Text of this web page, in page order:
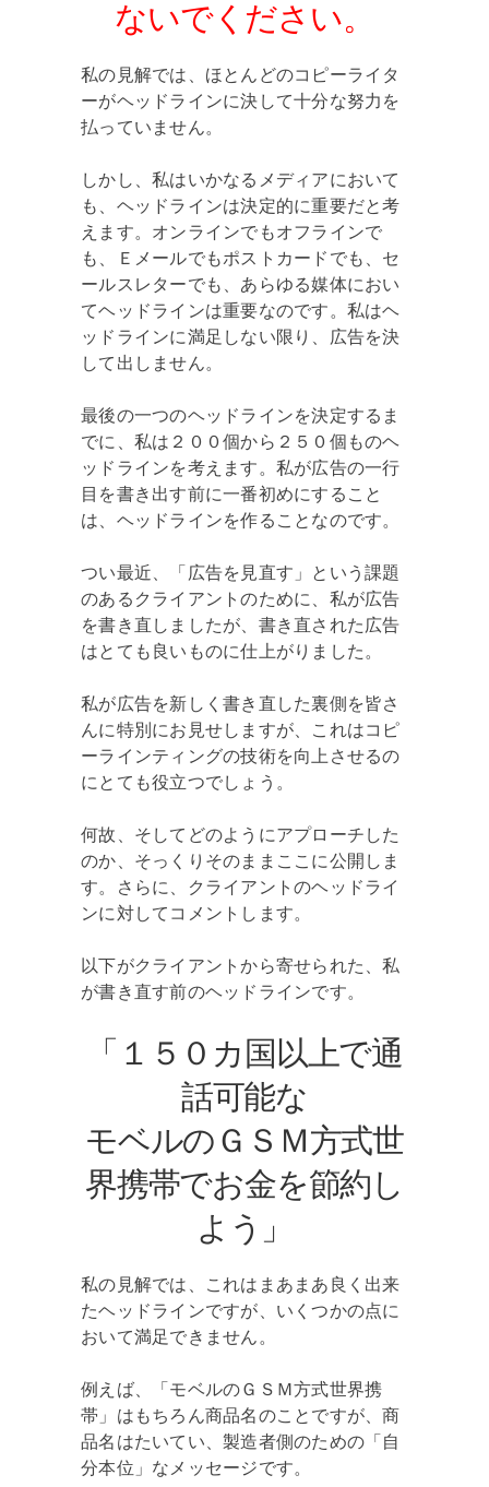
ないでください。
私の見解では、ほとんどのコピーライタ
ーがヘッドラインに決して十分な努力を
払っていません。
しかし、私はいかなるメディアにおいて
も、ヘッドラインは決定的に重要だと考
えます。オンラインでもオフラインで
も、Ｅメールでもポストカードでも、セ
ールスレターでも、あらゆる媒体におい
てヘッドラインは重要なのです。私はヘ
ッドラインに満足しない限り、広告を決
して出しません。
最後の一つのヘッドラインを決定するま
でに、私は２００個から２５０個ものヘ
ッドラインを考えます。私が広告の一行
目を書き出す前に一番初めにすること
は、ヘッドラインを作ることなのです。
つい最近、「広告を見直す」という課題
のあるクライアントのために、私が広告
を書き直しましたが、書き直された広告
はとても良いものに仕上がりました。
私が広告を新しく書き直した裏側を皆さ
んに特別にお見せしますが、これはコピ
ーラインティングの技術を向上させるの
にとても役立つでしょう。
何故、そしてどのようにアプローチした
のか、そっくりそのままここに公開しま
す。さらに、クライアントのヘッドライ
ンに対してコメントします。
以下がクライアントから寄せられた、私
が書き直す前のヘッドラインです。
「１５０カ国以上で通
話可能な
モベルのＧＳＭ方式世
界携帯でお金を節約し
よう」
私の見解では、これはまあまあ良く出来
たヘッドラインですが、いくつかの点に
おいて満足できません。
例えば、「モベルのＧＳＭ方式世界携
帯」はもちろん商品名のことですが、商
品名はたいてい、製造者側のための「自
分本位」なメッセージです。